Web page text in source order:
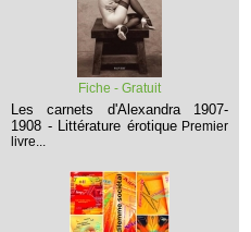
Fiche - Gratuit
Les carnets d'Alexandra 1907-
1908 - Littérature érotique Premier
livre...